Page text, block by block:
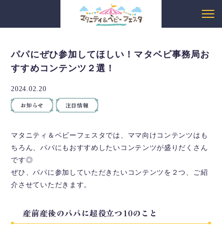
パパにぜひ参加してほしい！マタベビ事務局お
すすめコンテンツ２選！
2024.02.20
お知らせ 注目情報
マタニティ＆ベビーフェスタでは、ママ向けコンテンツはも
ちろん、パパにもおすすめしたいコンテンツが盛りだくさん
です◎
ぜひ、パパに参加していただきたいコンテンツを２つ、ご紹
介させていただきます。
産前産後のパパに超役立つ10のこと